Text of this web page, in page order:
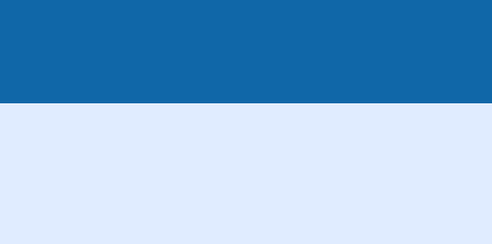
welke
voor mat
je dan goed
verschillende